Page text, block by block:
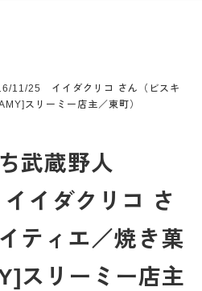
11/25 イイダクリコ さん（ビスキ
スリーミー店主／東町）
武蔵野人
イダクリコ さ
ティエ／焼き菓
スリーミー店主